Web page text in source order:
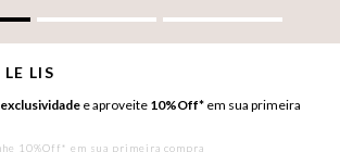
LE LIS
exclusividade e aproveite 10%Off* em sua primeira